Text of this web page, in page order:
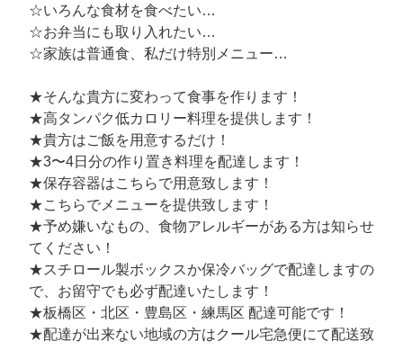
☆いろんな食材を食べたい…
☆お弁当にも取り入れたい…
☆家族は普通食、私だけ特別メニュー…
★そんな貴方に変わって食事を作ります！
★高タンパク低カロリー料理を提供します！
★貴方はご飯を用意するだけ！
★3〜4日分の作り置き料理を配達します！
★保存容器はこちらで用意致します！
★こちらでメニューを提供致します！
★予め嫌いなもの、食物アレルギーがある方は知らせ
てください！
★スチロール製ボックスか保冷バッグで配達しますの
で、お留守でも必ず配達いたします！
★板橋区・北区・豊島区・練馬区 配達可能です！
★配達が出来ない地域の方はクール宅急便にて配送致